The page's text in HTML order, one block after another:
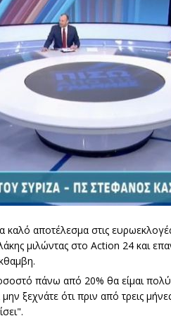
καλό αποτέλεσμα στις
μιλώντας στο Action 24 και
πάνω από 20% θα είμαι πολύ
ξεχνάτε ότι πριν από τρεις